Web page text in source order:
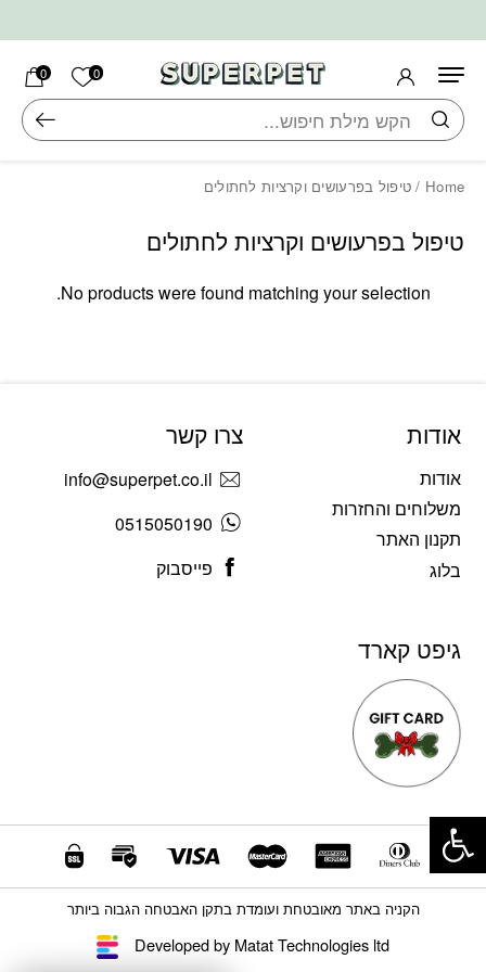
0 הרשימה
0
חיפוש
Home / טיפול בפרעושים וקרציות לחתולים
טיפול בפרעושים וקרציות לחתולים
No products were found matching your selection.
אודות
אודות
משלוחים והחזרות
תקנון האתר
בלוג
צרו קשר
info@superpet.co.il
0515050190
פייסבוק
גיפט קארד
Developed by Matat Technologies ltd
הקניה באתר מאובטחת ועומדת בתקן האבטחה הגבוה ביותר
פתח סרגל נגישות